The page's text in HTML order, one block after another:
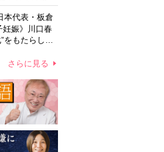
本代表・板倉
妊娠》川口春
をもたらした
れる母」を演
さらに見る